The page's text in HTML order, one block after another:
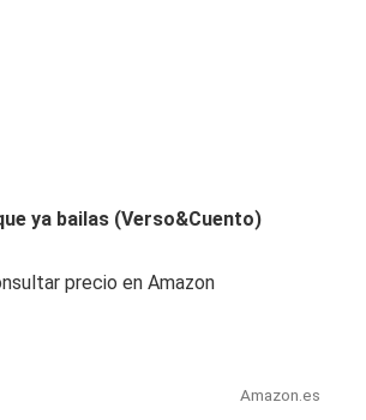
ya bailas (Verso&Cuento)
precio en Amazon
Amazon.es